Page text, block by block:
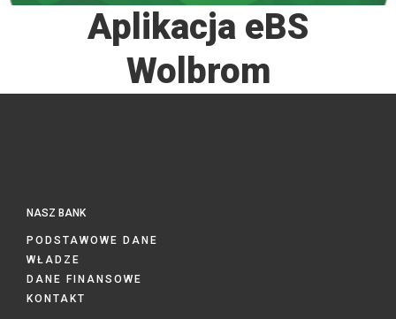
Aplikacja eBS
Wolbrom
NASZ BANK
PODSTAWOWE DANE
WŁADZE
DANE FINANSOWE
KONTAKT